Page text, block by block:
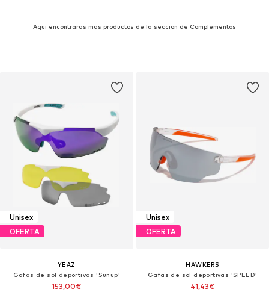
Aquí encontrarás más productos de la sección de Complementos
Unisex
OFERTA
YEAZ
Gafas de sol deportivas 'Sunup'
153,00€
Unisex
OFERTA
HAWKERS
Gafas de sol deportivas 'SPEED'
41,43€